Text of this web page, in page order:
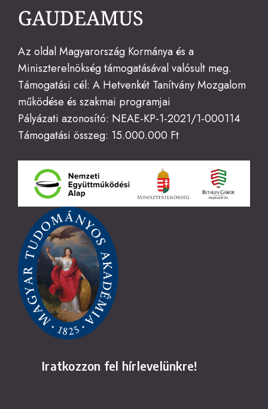
Az oldal Magyarország Kormánya és a
Miniszterelnökség támogatásával valósult meg.
Támogatási cél: A Hetvenkét Tanítvány Mozgalom
működése és szakmai programjai
Pályázati azonosító: NEAE-KP-1-2021/1-000114
Támogatási összeg: 15.000.000 Ft
Iratkozzon fel hírlevelünkre!